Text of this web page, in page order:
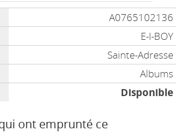
A0765102136
E-I-BOY
Sainte-Adresse
Albums
Disponible
ont emprunté ce